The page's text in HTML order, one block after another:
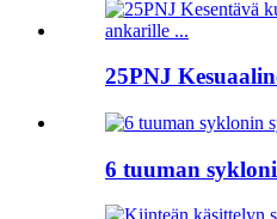
25PNJ
6 tuuman